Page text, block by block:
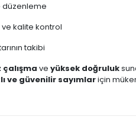
düzenleme
ve kalite kontrol
takibi
ve yüksek doğruluk
ve güvenilir sayımlariçin